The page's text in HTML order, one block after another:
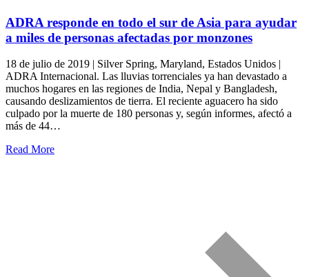
ADRA responde en todo el sur de Asia para ayudar
a miles de personas afectadas por monzones
18 de julio de 2019 | Silver Spring, Maryland, Estados Unidos |
ADRA Internacional. Las lluvias torrenciales ya han devastado a
muchos hogares en las regiones de India, Nepal y Bangladesh,
causando deslizamientos de tierra. El reciente aguacero ha sido
culpado por la muerte de 180 personas y, según informes, afectó a
más de 44…
Read More